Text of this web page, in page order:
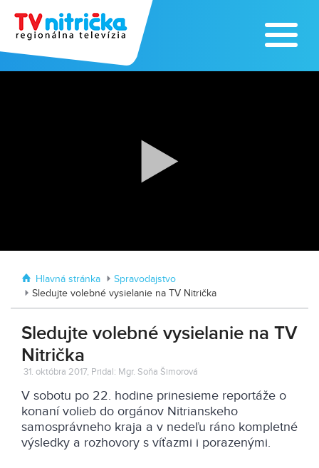
Traktormánia 2025 s pozvánkou
Hlavná stránka
Spravodajstvo
Sledujte volebné vysielanie na TV Nitrička
Sledujte volebné vysielanie na TV
Nitrička
31. októbra 2017, Pridal: Mgr. Soňa Šimorová
V sobotu po 22. hodine prinesieme reportáže o
konaní volieb do orgánov Nitrianskeho
samosprávneho kraja a v nedeľu ráno kompletné
výsledky a rozhovory s víťazmi i porazenými.